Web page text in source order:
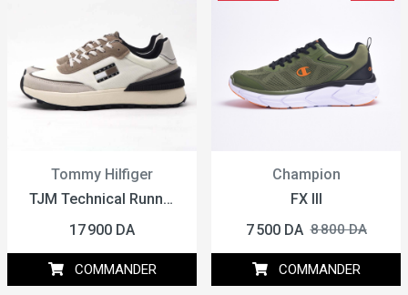
Tommy Hilfiger
TJM Technical Runner
17 900 DA
COMMANDER
Champion
FX III
7 500 DA 8 800 DA
COMMANDER